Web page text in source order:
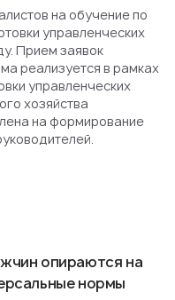
на обучение по
управленческих
Прием заявок
реализуется в рамках
управленческих
хозяйства
на формирование
опираются на
нормы